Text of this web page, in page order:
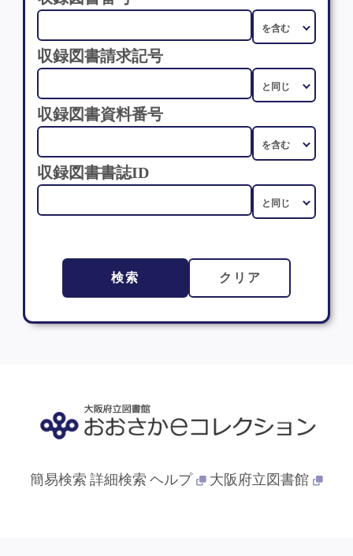
収録図書請求記号
収録図書資料番号
収録図書書誌ID
検索 クリア
簡易検索 詳細検索 ヘルプ 大阪府立図書館